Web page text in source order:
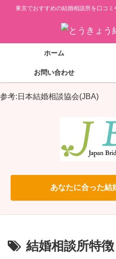
東京でおすすめの結婚相談所を口コ
ホーム
お問い合わせ
参考:日本結婚相談協会(JBA)
あなたに合った結
結婚相談所特徴